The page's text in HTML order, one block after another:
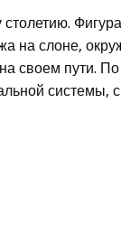
столетию.
на слоне,
своем пути.
системы,